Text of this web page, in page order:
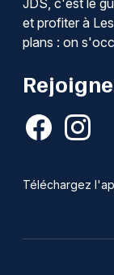
JDS, c'est le
et profiter à
plans : on
Téléchargez